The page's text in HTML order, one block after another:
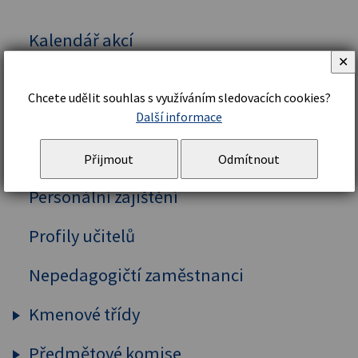
Kalendář akcí
Organizační řád a struktura
Školní řád
Personální zajištění
Profily učitelů
Nepedagogičtí zaměstnanci
Kmenové třídy
Prima
Chcete udělit souhlas s využíváním sledovacích cookies?
Další informace
Přijmout Odmítnout
✕